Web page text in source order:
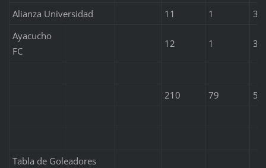
Alianza Universidad
11 1
3
Ayacucho
FC
12 1 3
210 79 52
Tabla de Goleadores